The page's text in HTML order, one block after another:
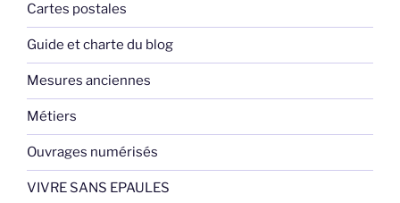
Cartes postales
Guide et charte du blog
Mesures anciennes
Métiers
Ouvrages numérisés
VIVRE SANS EPAULES